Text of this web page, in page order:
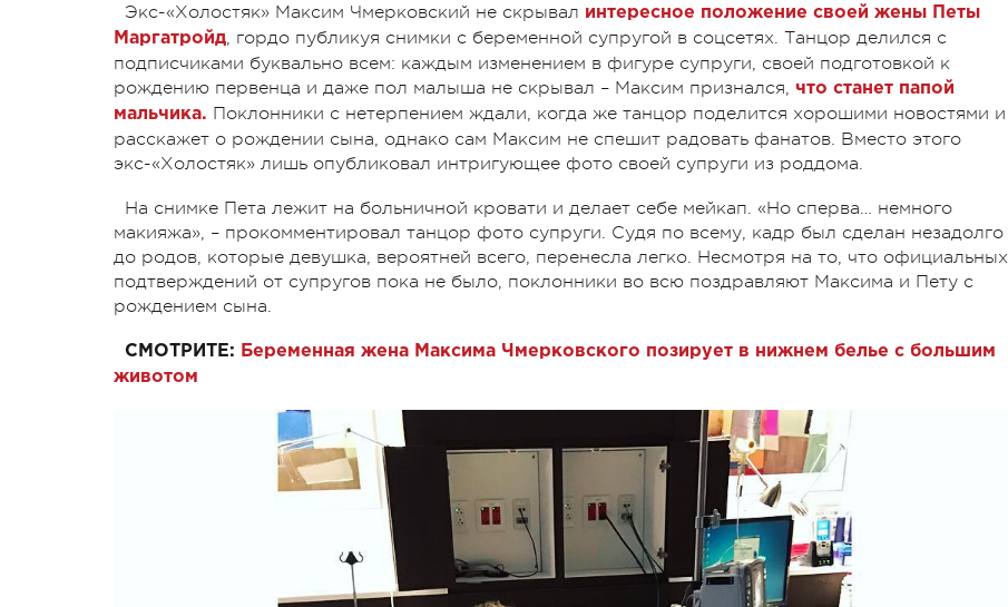
Экс-«Холостяк» Максим Чмерковский не скрывал интересное положение своей жены Петы
Маргатройд, гордо публикуя снимки с беременной супругой в соцсетях. Танцор делился с
подписчиками буквально всем: каждым изменением в фигуре супруги, своей подготовкой к
рождению первенца и даже пол малыша не скрывал – Максим признался, что станет папой
мальчика. Поклонники с нетерпением ждали, когда же танцор поделится хорошими новостями и
расскажет о рождении сына, однако сам Максим не спешит радовать фанатов. Вместо этого
экс-«Холостяк» лишь опубликовал интригующее фото своей супруги из роддома.
На снимке Пета лежит на больничной кровати и делает себе мейкап. «Но сперва… немного
макияжа», – прокомментировал танцор фото супруги. Судя по всему, кадр был сделан незадолго
до родов, которые девушка, вероятней всего, перенесла легко. Несмотря на то, что официальных
подтверждений от супругов пока не было, поклонники во всю поздравляют Максима и Пету с
рождением сына.
СМОТРИТЕ: Беременная жена Максима Чмерковского позирует в нижнем белье с большим
животом